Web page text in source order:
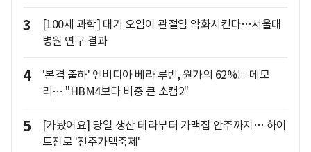
3
[100세 과학] 대기 오염이 관절염 악화시킨다…서울대
병원 연구 결과
4
'본격 출하' 엔비디아 베라 루빈, 원가의 62%는 메모
리… "HBM4보다 비중 큰 소캠2"
5
[가봤어요] 당일 생산 테라부터 가맥집 안주까지… 하이
트진로 '전주가맥축제'